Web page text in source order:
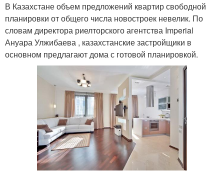
В Казахстане объем предложений квартир свободной
планировки от общего числа новостроек невелик. По
словам директора риелторского агентства Imperial
Ануара Улжибаева , казахстанские застройщики в
основном предлагают дома с готовой планировкой.